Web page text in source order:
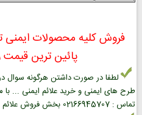
فروش کلیه محصولات ایمنی
پائین ترین قیمت
لطفا در صورت داشتن هرگونه سوال
طرح های ایمنی و خرید علائم ایمنی ...
تماس : 02166945707 بخش فروش علائم ایمنی